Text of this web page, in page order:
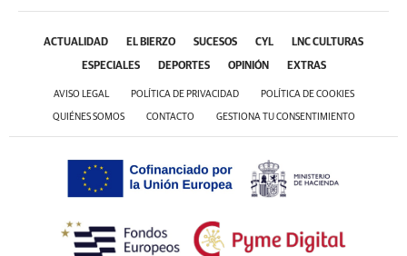
ACTUALIDAD EL BIERZO SUCESOS CYL LNC CULTURAS
ESPECIALES DEPORTES OPINIÓN EXTRAS
AVISO LEGAL POLÍTICA DE PRIVACIDAD POLÍTICA DE COOKIES
QUIÉNES SOMOS CONTACTO GESTIONA TU CONSENTIMIENTO